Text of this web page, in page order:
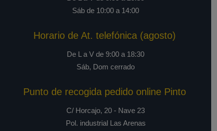
Sáb de 10:00 a 14:00
Horario de At. telefónica (agosto)
De L a V de 9:00 a 18:30
Sáb, Dom cerrado
Punto de recogida pedido online Pinto
C/ Horcajo, 20 - Nave 23
Pol. industrial Las Arenas